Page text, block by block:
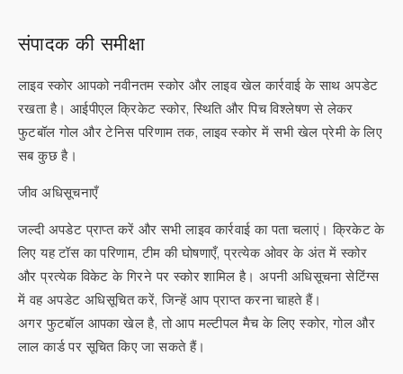
संपादक की समीक्षा
लाइव स्कोर आपको नवीनतम स्कोर और लाइव खेल कार्रवाई के साथ अपडेट
रखता है। आईपीएल क्रिकेट स्कोर, स्थिति और पिच विश्लेषण से लेकर
फुटबॉल गोल और टेनिस परिणाम तक, लाइव स्कोर में सभी खेल प्रेमी के लिए
सब कुछ है।
जीव अधिसूचनाएँ
जल्दी अपडेट प्राप्त करें और सभी लाइव कार्रवाई का पता चलाएं। क्रिकेट के
लिए यह टॉस का परिणाम, टीम की घोषणाएँ, प्रत्येक ओवर के अंत में स्कोर
और प्रत्येक विकेट के गिरने पर स्कोर शामिल है। अपनी अधिसूचना सेटिंग्स
में वह अपडेट अधिसूचित करें, जिन्हें आप प्राप्त करना चाहते हैं।
अगर फुटबॉल आपका खेल है, तो आप मल्टीपल मैच के लिए स्कोर, गोल और
लाल कार्ड पर सूचित किए जा सकते हैं।